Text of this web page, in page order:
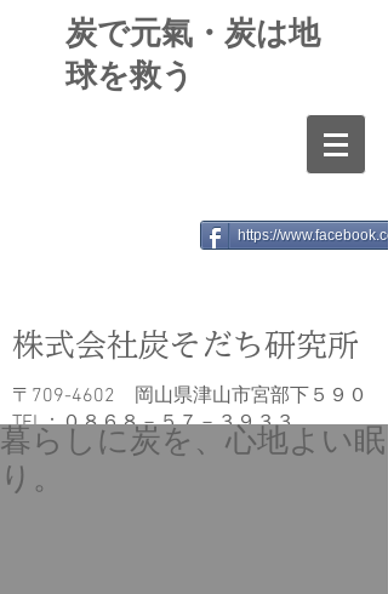
​炭で元氣・炭は地
球を救う
https://
​株式会社炭そだち研究所
〒709-4602 岡山県津山市宮部下５９０
​TEL：０８６８－５７－３９３３
FAX：０８６８－５７－２７１９
暮らしに炭を、心地よい眠
り。